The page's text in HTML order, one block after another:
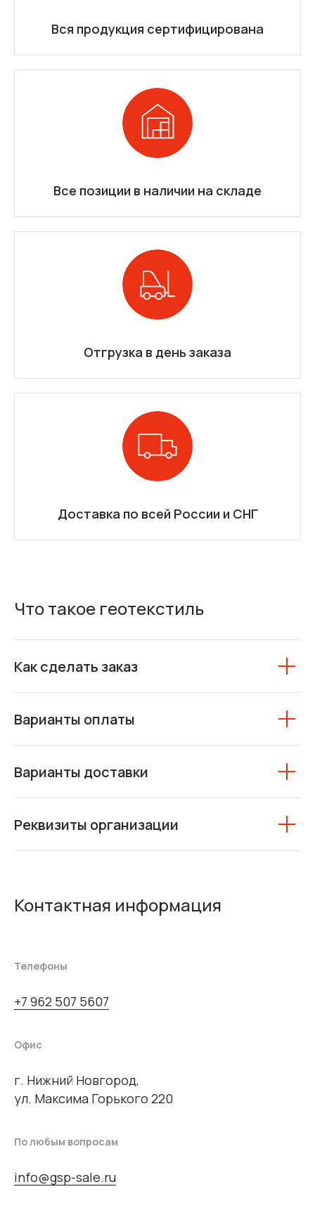
Вся продукция сертифицирована
Все позиции в наличии на складе
Отгрузка в день заказа
Доставка по всей России и СНГ
Что такое геотекстиль
Как сделать заказ
Варианты оплаты
Варианты доставки
Реквизиты организации
Контактная информация
Телефоны
+7 962 507 5607
Офис
г. Нижний Новгород,
ул. Максима Горького 220
По любым вопросам
info@gsp-sale.ru